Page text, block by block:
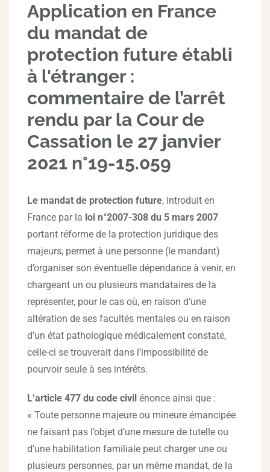
Application en France
du mandat de
protection future établi
à l'étranger :
commentaire de l’arrêt
rendu par la Cour de
Cassation le 27 janvier
2021 n°19-15.059
Le mandat de protection future, introduit en
France par la loi n°2007-308 du 5 mars 2007
portant réforme de la protection juridique des
majeurs, permet à une personne (le mandant)
d’organiser son éventuelle dépendance à venir, en
chargeant un ou plusieurs mandataires de la
représenter, pour le cas où, en raison d’une
altération de ses facultés mentales ou en raison
d’un état pathologique médicalement constaté,
celle-ci se trouverait dans l’impossibilité de
pourvoir seule à ses intérêts.
L’article 477 du code civil énonce ainsi que :
« Toute personne majeure ou mineure émancipée
ne faisant pas l’objet d’une mesure de tutelle ou
d’une habilitation familiale peut charger une ou
plusieurs personnes, par un même mandat, de la